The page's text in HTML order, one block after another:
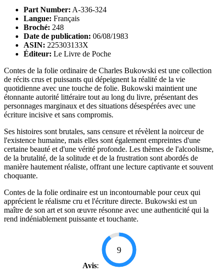
Part Number: A-336-324
Langue: Français
Broché: 248
Date de publication: 06/08/1983
ASIN: 225303133X
Éditeur: Le Livre de Poche
Contes de la folie ordinaire de Charles Bukowski est une collection
de récits crus et puissants qui dépeignent la réalité de la vie
quotidienne avec une touche de folie. Bukowski maintient une
étonnante autorité littéraire tout au long du livre, présentant des
personnages marginaux et des situations désespérées avec une
écriture incisive et sans compromis.
Ses histoires sont brutales, sans censure et révèlent la noirceur de
l'existence humaine, mais elles sont également empreintes d'une
certaine beauté et d'une vérité profonde. Les thèmes de l'alcoolisme,
de la brutalité, de la solitude et de la frustration sont abordés de
manière hautement réaliste, offrant une lecture captivante et souvent
choquante.
Contes de la folie ordinaire est un incontournable pour ceux qui
apprécient le réalisme cru et l'écriture directe. Bukowski est un
maître de son art et son œuvre résonne avec une authenticité qui la
rend indéniablement puissante et touchante.
Avis:
9